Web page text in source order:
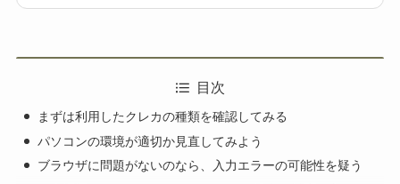
づけばを設立し、BTOメーカーと連携した限定ク
索サイト「gg」を立ち上げ、価格/在庫/セール情報
を整理・可視化し、メーカー横断で比較検討しや
すい環境を構築している。業界歴10年以上。
目次
まずは利用したクレカの種類を確認してみる
パソコンの環境が適切か見直してみよう
ブラウザに問題がないのなら、入力エラーの可能性を疑う